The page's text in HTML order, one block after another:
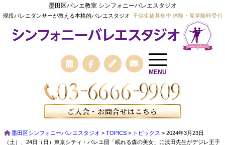
墨田区バレエ教室 シンフォニーバレエスタジオ
現役バレエダンサーが教える本格的バレエスタジオ 子供生徒募集中 体験・見学随時受付
MENU
ご入会・お問合せはこちら
墨田区シンフォニーバレエスタジオ > TOPICS > トピックス > 2024年3月23日
（土）、24日（日）東京シティ・バレエ団「眠れる森の美女」に浅田先生がデジレ王子